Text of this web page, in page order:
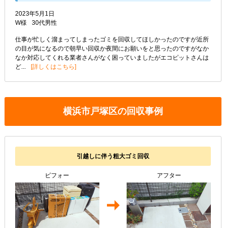
2023年5月1日
W様
30代男性
仕事が忙しく溜まってしまったゴミを回収してほしかったのですが近所
の目が気になるので朝早い回収か夜間にお願いをと思ったのですがなか
なか対応してくれる業者さんがなく困っていましたがエコピットさんは
ど...
詳しくはこちら
横浜市戸塚区の回収事例
引越しに伴う粗大ゴミ回収
ビフォー アフター